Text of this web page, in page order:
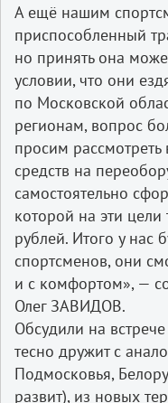
А ещё нашим
приспособленный
но принять она
условии, что они
по Московской
регионам, вопрос
просим
средств на
самостоятельно
которой на эти цели
рублей. Итого у нас
спортсменов, они
и с комфортом», —
Олег ЗАВИДОВ.
Обсудили на
тесно дружит с
Подмосковья,
развит), из новых